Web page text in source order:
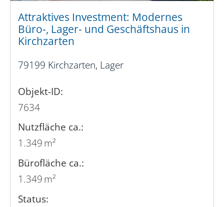
Attraktives Investment: Modernes
Büro-, Lager- und Geschäftshaus in
Kirchzarten
79199 Kirchzarten, Lager
Objekt-ID:
7634
Nutzfläche ca.:
1.349 m²
Bürofläche ca.:
1.349 m²
Status: